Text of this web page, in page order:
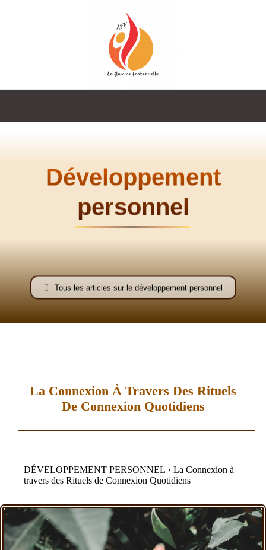
–
Développement
personnel
Tous les articles sur le développement personnel
La Connexion À Travers Des Rituels
De Connexion Quotidiens
DÉVELOPPEMENT PERSONNEL
La Connexion à
travers des Rituels de Connexion Quotidiens